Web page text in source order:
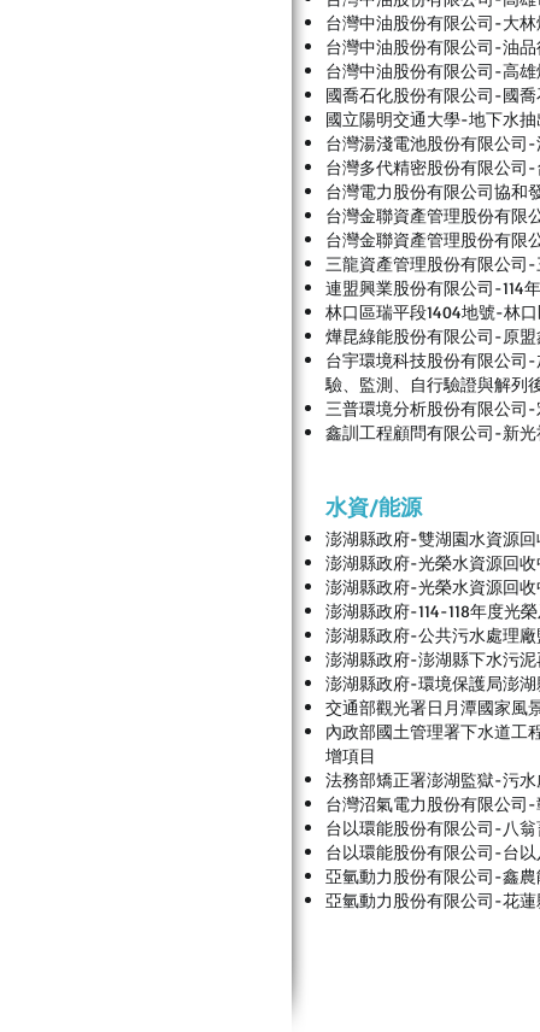
台灣中油股份有限公司-大
台灣中油股份有限公司-油
台灣中油股份有限公司-高
國喬石化股份有限公司-國
國立陽明交通大學-地下水
台灣湯淺電池股份有限公司
台灣多代精密股份有限公司
台灣電力股份有限公司協和
台灣金聯資產管理股份有限
台灣金聯資產管理股份有限
三龍資產管理股份有限公司
連盟興業股份有限公司-114
林口區瑞平段1404地號-林
燁昆綠能股份有限公司-原
台宇環境科技股份有限公司
驗、監測、自行驗證與解列
三普環境分析股份有限公司
鑫訓工程顧問有限公司-新
水資/能源
澎湖縣政府-雙湖園水資源
澎湖縣政府-光榮水資源回
澎湖縣政府-光榮水資源回
澎湖縣政府-114-118年度光
澎湖縣政府-公共污水處理
澎湖縣政府-澎湖縣下水污
澎湖縣政府-環境保護局澎
交通部觀光署日月潭國家風
內政部國土管理署下水道工
增項目
法務部矯正署澎湖監獄-污
台灣沼氣電力股份有限公司
台以環能股份有限公司-八
台以環能股份有限公司-台
亞氫動力股份有限公司-鑫
亞氫動力股份有限公司-花